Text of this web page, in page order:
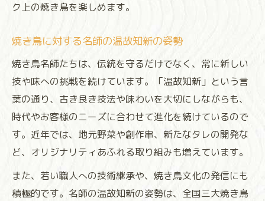
ク上の焼き鳥を楽しめます。
焼き鳥に対する名師の温故知新の姿勢
焼き鳥名師たちは、伝統を守るだけでなく、常に新しい
技や味への挑戦を続けています。「温故知新」という言
葉の通り、古き良き技法や味わいを大切にしながらも、
時代やお客様のニーズに合わせて進化を続けているので
す。近年では、地元野菜や創作串、新たなタレの開発な
ど、オリジナリティあふれる取り組みも増えています。
また、若い職人への技術継承や、焼き鳥文化の発信にも
積極的です。名師の温故知新の姿勢は、全国三大焼き鳥